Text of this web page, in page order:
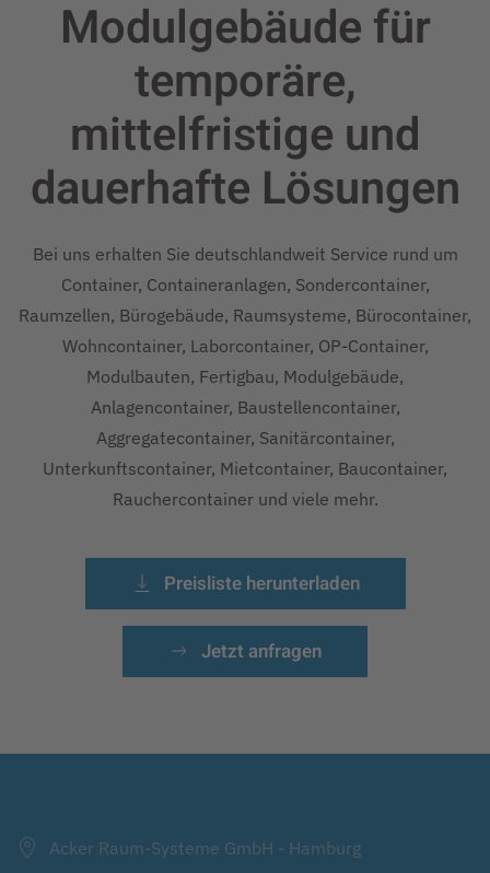
Modulgebäude für
temporäre,
mittelfristige und
dauerhafte Lösungen
Bei uns erhalten Sie deutschlandweit Service rund um
Container, Containeranlagen, Sondercontainer,
Raumzellen, Bürogebäude, Raumsysteme, Bürocontainer,
Wohncontainer, Laborcontainer, OP-Container,
Modulbauten, Fertigbau, Modulgebäude,
Anlagencontainer, Baustellencontainer,
Aggregatecontainer, Sanitärcontainer,
Unterkunftscontainer, Mietcontainer, Baucontainer,
Rauchercontainer und viele mehr.
Preisliste herunterladen
Jetzt anfragen
Acker Raum-Systeme GmbH - Hamburg